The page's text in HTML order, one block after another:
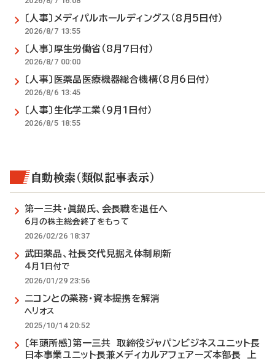
〔人事〕メディパルホールディングス（8月5日付）
2026/8/7 13:55
〔人事〕厚生労働省（8月7日付）
2026/8/7 00:00
〔人事〕医薬品医療機器総合機構（8月6日付）
2026/8/6 13:45
〔人事〕生化学工業（9月1日付）
2026/8/5 18:55
自動検索（類似記事表示）
第一三共・眞鍋氏、会長職を退任へ
6月の株主総会終了をもって
2026/02/26 18:37
武田薬品、社長交代見据え体制刷新
4月1日付で
2026/01/29 23:56
ニコンとの業務・資本提携を解消
ヘリオス
2025/10/14 20:52
〔年頭所感〕第一三共 取締役ジャパンビジネスユニット長
日本事業ユニット長兼メディカルアフェアーズ本部長 上